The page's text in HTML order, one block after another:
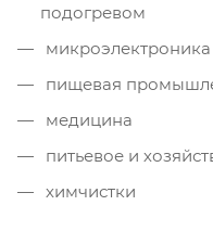
подогревом
микроэлектроника
пищевая
медицина
питьевое и
химчистки